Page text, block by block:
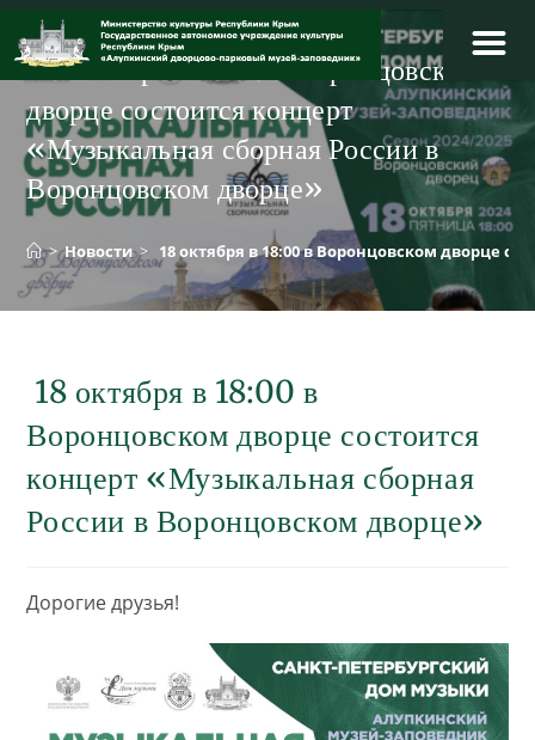
Перейти
содержимому
18 октября в 18:00 в Воронцовском
дворце состоится концерт
«Музыкальная сборная России в
Воронцовском дворце»
> Новости > 18 октября в 18:00 в Воронцовском дворце
18 октября в 18:00 в
Воронцовском дворце состоится
концерт «Музыкальная сборная
России в Воронцовском дворце»
Дорогие друзья!